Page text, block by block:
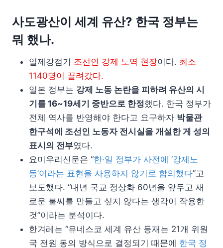
사도광산이 세계 유산? 한국 정부는
뭐 했나.
일제강점기 조선인 강제 노역 현장이다. 최소
1140명이 끌려갔다.
일본 정부는 강제 노동 논란을 피하려 유산의 시
기를 16~19세기 중반으로 한정했다. 한국 정부가
전체 역사를 반영해야 한다고 요구하자 박물관
한구석에 조선인 노동자 전시실을 개설한 게 성의
표시의 전부였다.
요미우리신문은 “한·일 정부가 사전에 ‘강제노
동’이라는 표현을 사용하지 않기로 합의했다”고
보도했다. “내년 국교 정상화 60년을 앞두고 새
로운 불씨를 만들고 싶지 않다는 생각이 작용한
것”이라는 분석이다.
한겨레는 “유네스코 세계 유산 등재는 21개 위원
국 전원 동의 방식으로 결정되기 때문에 한국 정